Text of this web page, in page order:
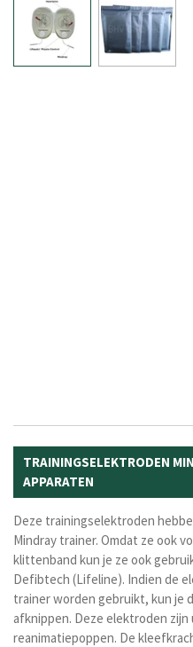
TRAININGSELEKTRODEN
APPARATEN
Deze trainingselektroden
Mindray trainer. Omdat ze ook
klittenband kun je ze ook
Defibtech (Lifeline). Indien de
trainer worden gebruikt, kun je
afknippen. Deze elektroden
reanimatiepoppen. De